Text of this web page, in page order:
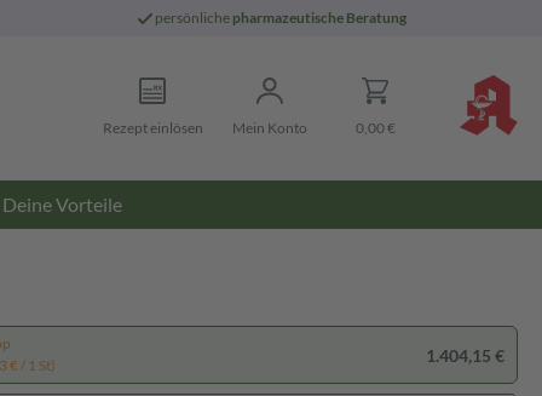
persönliche pharmazeutische Beratung
Rezept einlösen Mein Konto 0,00 €
Deine Vorteile
€ / 1 St)
1.404,15 €